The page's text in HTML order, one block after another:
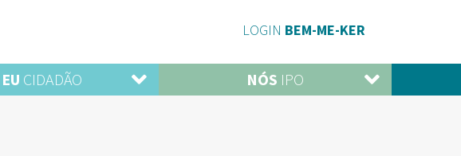
LOGIN BEM-ME-KER
EU CIDADÃO NÓS IPO